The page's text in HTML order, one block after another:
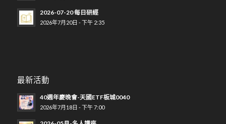
2026-07-20 每日研經
2026年7月20日 - 下午 2:35
最新活動
40週年慶晚會-天國ETF板城0040
2026年7月18日 - 下午 7:00